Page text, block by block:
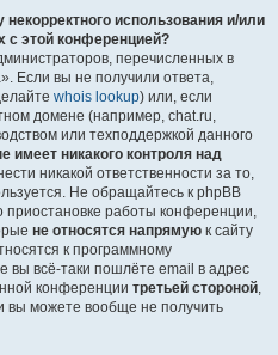
использования и/или
с этой конференцией?
перечисленных в
Если вы не получили ответа,
whois lookup) или, если
домене (например, chat.ru,
или техподдержкой данного
имеет никакого контроля над
никакой ответственности за то,
Не обращайтесь к phpBB
приостановке работы конференции,
не относятся напрямую к сайту
к программному
вы всё-таки пошлёте email в адрес
конференции третьей стороной,
вы можете вообще не получить